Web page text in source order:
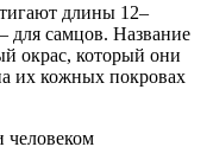
длины 12–
для самцов. Название
окрас, который они
их кожных покровах